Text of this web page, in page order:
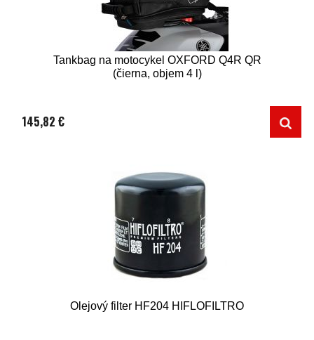
Tankbag na motocykel OXFORD Q4R QR
(čierna, objem 4 l)
145,82 €
Olejový filter HF204 HIFLOFILTRO